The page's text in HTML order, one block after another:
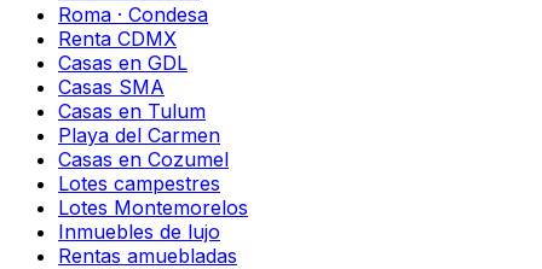
Roma · Condesa
Renta CDMX
Casas en GDL
Casas SMA
Casas en Tulum
Playa del Carmen
Casas en Cozumel
Lotes campestres
Lotes Montemorelos
Inmuebles de lujo
Rentas amuebladas